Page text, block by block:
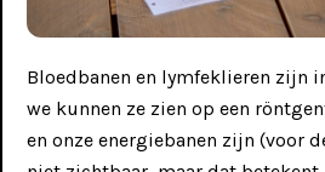
Koeching biedt verschillende
Bloedbanen en lymfeklieren zijn
we kunnen ze zien op een
en onze energiebanen zijn (voor